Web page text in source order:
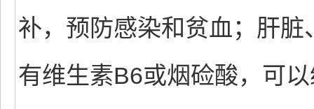
补，预防感染和贫血；肝
有维生素B6或烟硷酸，可